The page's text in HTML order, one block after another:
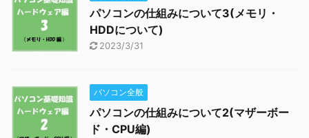
パソコンの仕組みについて3(メモリ・
HDDについて)
2023/3/31
パソコン全般
パソコンの仕組みについて2(マザーボー
ド・CPU編)